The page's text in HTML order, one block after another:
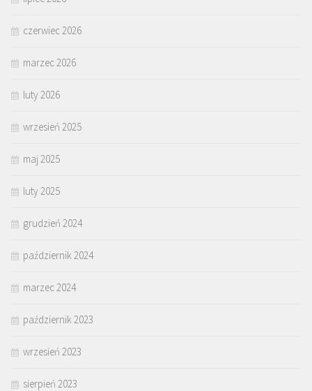
czerwiec 2026
marzec 2026
luty 2026
wrzesień 2025
maj 2025
luty 2025
grudzień 2024
październik 2024
marzec 2024
październik 2023
wrzesień 2023
sierpień 2023